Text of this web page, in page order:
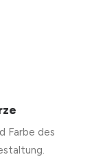
Farbe des